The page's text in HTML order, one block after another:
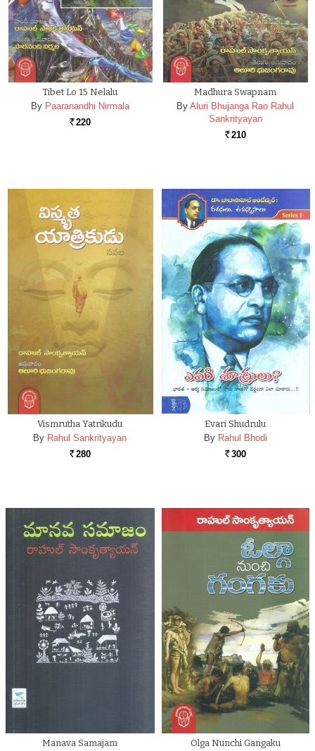
Tibet Lo 15 Nelalu
By Paaranandhi Nirmala
Rs. 220
Madhura Swapnam
By Aluri Bhujanga Rao Rahul
Sankrityayan
Rs. 210
Vismrutha Yatrikudu
By Rahul Sankrityayan
Rs. 280
Evari Shudrulu
By Rahul Bhodi
Rs. 300
Manava Samajam
Olga Nunchi Gangaku